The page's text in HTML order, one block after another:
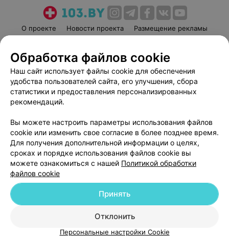
О проекте Новости проекта
Размещение рекламы
Пользовательское соглашение
Способы оплаты
Вакансии
Партнеры
Написать руководителю 103.by
Обработка персональных данных
© 2026 ООО «Артокс Лаб», УНП 191700409
| 220012, Республика Беларусь,
Служба поддержки +375 291212755
Обработка файлов cookie
Наш сайт использует файлы cookie для обеспечения
удобства пользователей сайта, его улучшения, сбора
статистики и предоставления персонализированных
рекомендаций.
Вы можете настроить параметры использования файлов
cookie или изменить свое согласие в более позднее время.
Для получения дополнительной информации о целях,
сроках и порядке использования файлов cookie вы
можете ознакомиться с нашей Политикой обработки
файлов cookie
Отклонить
Принять
Персональные настройки Cookie